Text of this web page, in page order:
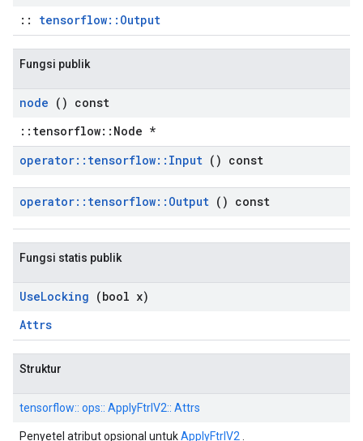
:: tensorflow::Output
Fungsi publik
node () const
::tensorflow::Node *
operator:: tensorflow:: Input () const
operator:: tensorflow:: Output () const
Fungsi statis publik
UseLocking (bool x)
Attrs
Struktur
tensorflow:: ops:: ApplyFtrlV2:: Attrs
Penyetel atribut opsional untukApplyFtrlV2